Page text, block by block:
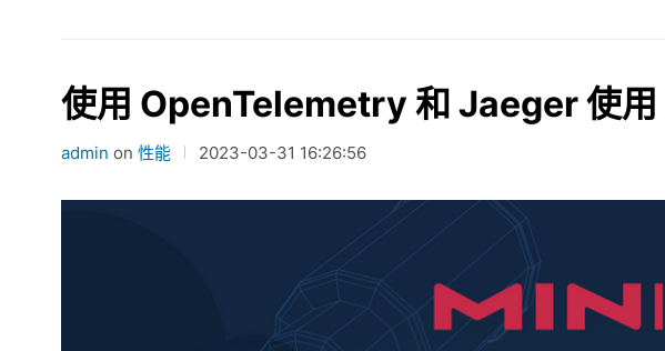
使用 OpenTelemetry 和 Jaeger 使
admin on 性能 2023-03-31 16:26:56